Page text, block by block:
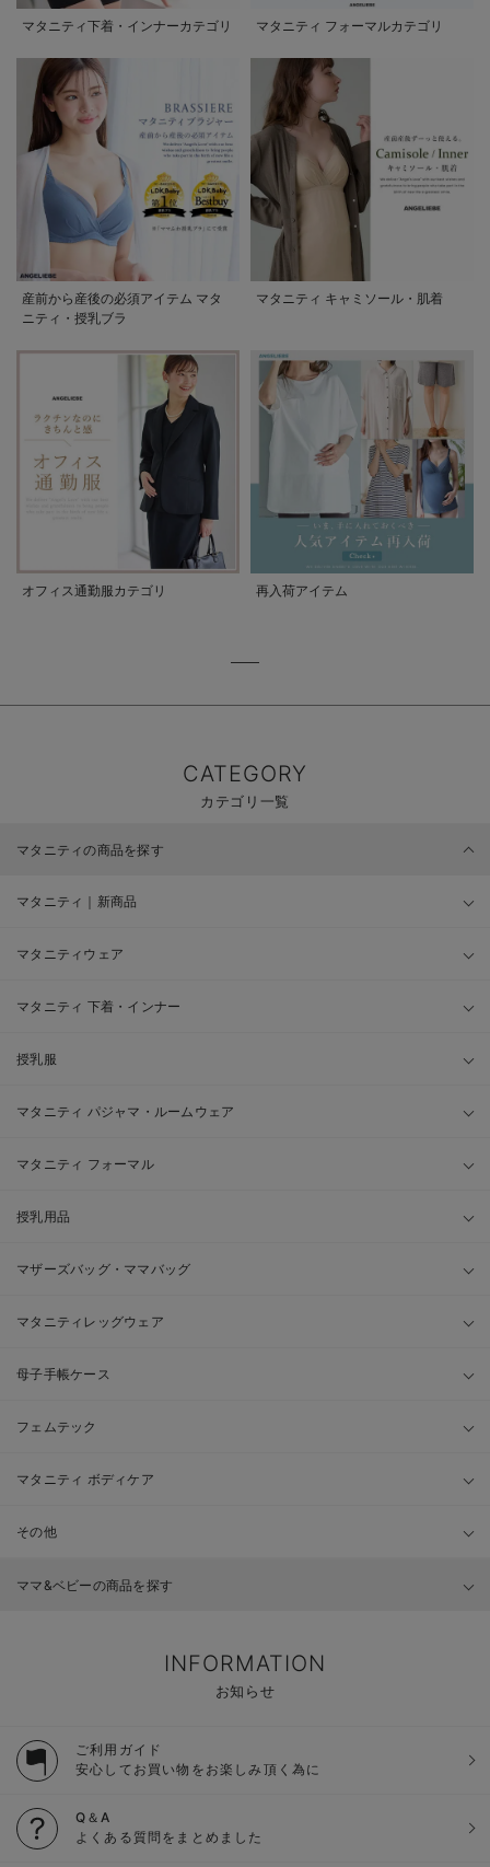
マタニティ下着・インナーカテゴリ マタニティ フォーマルカテゴリ
産前から産後の必須アイテム マタ
ニティ・授乳ブラ
マタニティ キャミソール・肌着
オフィス通勤服カテゴリ 再入荷アイテム
CATEGORY
カテゴリ一覧
マタニティの商品を探す
マタニティ｜新商品
マタニティウェア
マタニティ 下着・インナー
授乳服
マタニティ パジャマ・ルームウェア
マタニティ フォーマル
授乳用品
マザーズバッグ・ママバッグ
マタニティレッグウェア
母子手帳ケース
フェムテック
マタニティ ボディケア
その他
ママ&ベビーの商品を探す
INFORMATION
お知らせ
ご利用ガイド
安心してお買い物をお楽しみ頂く為に
Q＆A
よくある質問をまとめました